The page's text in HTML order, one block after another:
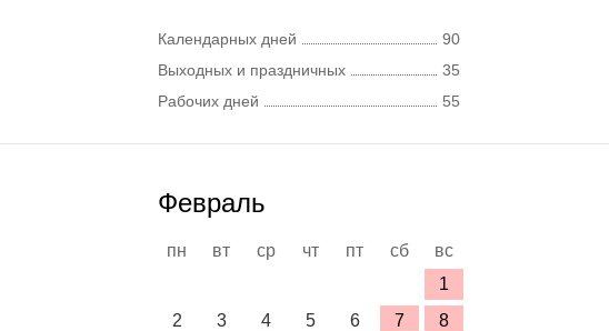
Календарных дней
90
Выходных и праздничных
35
Рабочих дней
55
Февраль
пн вт ср чт пт сб
вс
1
2
3 4 5 6 7
8